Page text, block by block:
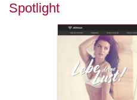
Spotlight